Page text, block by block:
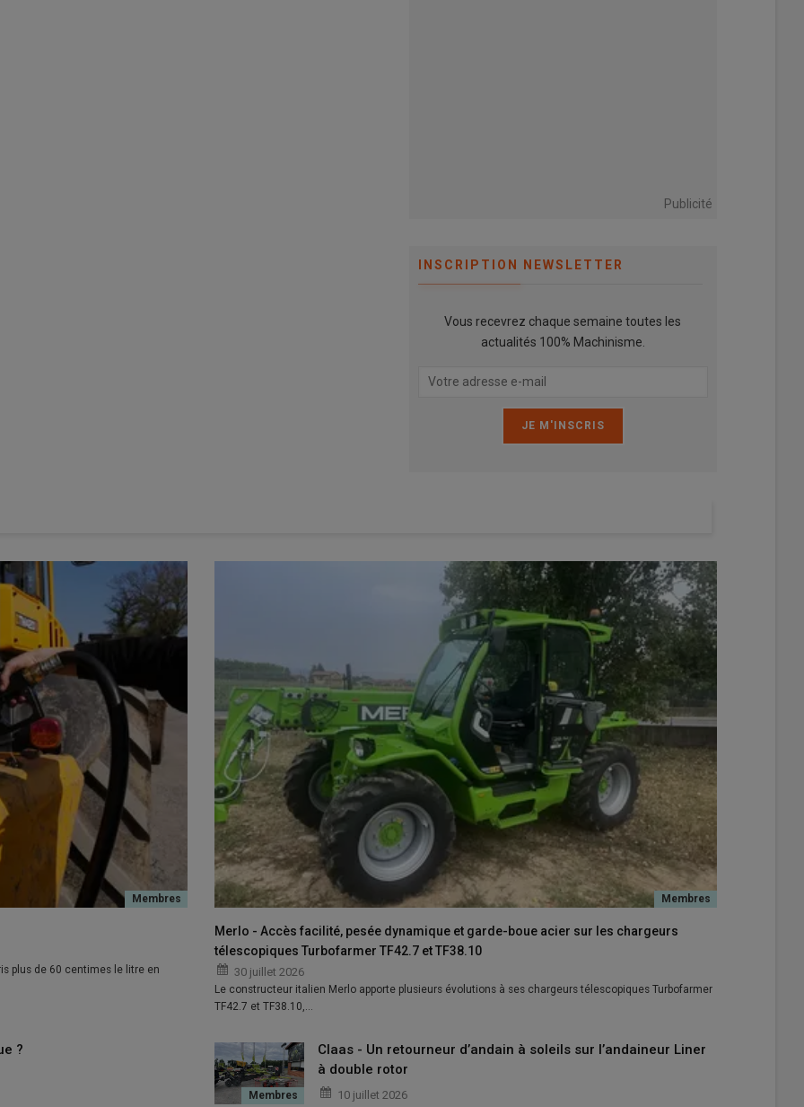
dispose de conditionneurs à fléaux de 64 cm de diamètre.
Publicité
INSCRIPTION NEWSLETTER
Vous recevrez chaque semaine toutes les
actualités 100% Machinisme.
plus de 60 centimes le litre en
Merlo - Accès facilité, pesée dynamique et garde-boue acier sur les chargeurs
télescopiques Turbofarmer TF42.7 et TF38.10
30 juillet 2026
Le constructeur italien Merlo apporte plusieurs évolutions à ses chargeurs télescopiques Turbofarmer
TF42.7 et TF38.10,…
?
Claas - Un retourneur d’andain à soleils sur l’andaineur Liner
à double rotor
10 juillet 2026